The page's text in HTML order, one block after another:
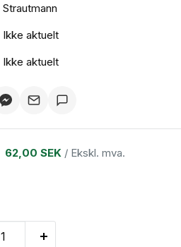
Strautmann
Ikke aktuelt
Ikke aktuelt
62,00 SEK / Ekskl. mva.